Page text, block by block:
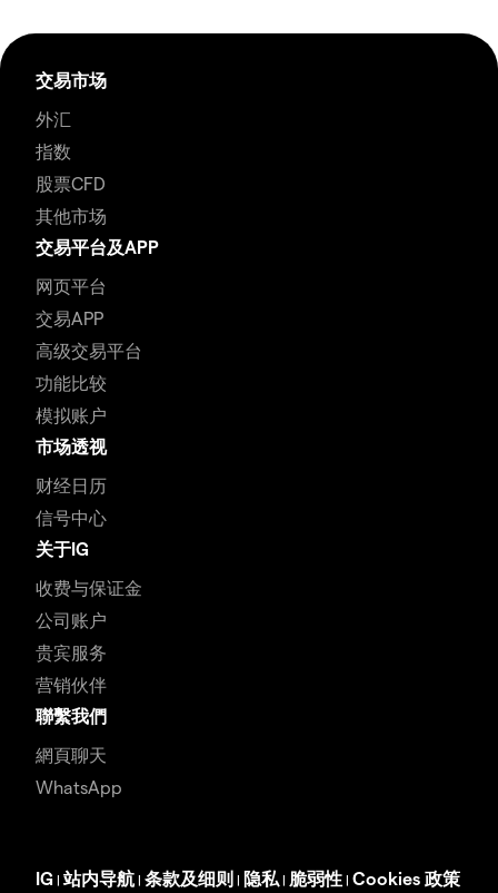
交易市场
外汇
指数
股票CFD
其他市场
交易平台及APP
网页平台
交易APP
高级交易平台
功能比较
模拟账户
市场透视
财经日历
信号中心
关于IG
收费与保证金
公司账户
贵宾服务
营销伙伴
聯繫我們
網頁聊天
WhatsApp
IG |站内导航 | 条款及细则 | 隐私 | 脆弱性 | Cookies 政策